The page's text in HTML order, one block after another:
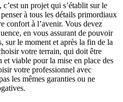
un projet qui s’établit sur le
à tous les détails primordiaux
confort à l’avenir. Vous devez
en vous assurant de pouvoir
sur le moment et après la fin de la
votre terrain, qui doit être
viable pour la mise en place des
votre professionnel avec
les mêmes garanties ou ne